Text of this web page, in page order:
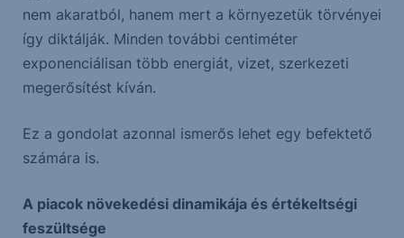
nem akaratból, hanem mert a környezetük törvényei
így diktálják. Minden további centiméter
exponenciálisan több energiát, vizet, szerkezeti
megerősítést kíván.
Ez a gondolat azonnal ismerős lehet egy befektető
számára is.
A piacok növekedési dinamikája és értékeltségi
feszültsége